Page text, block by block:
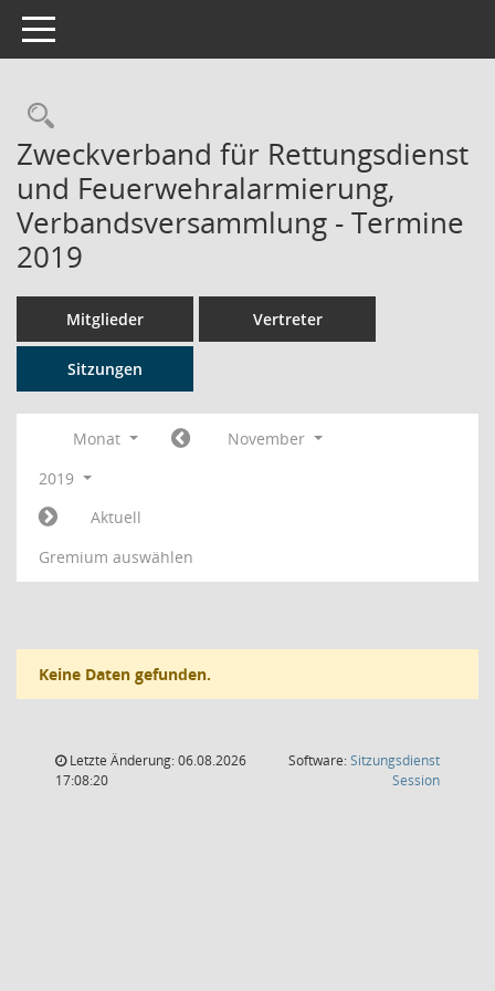
Toggle navigation
Rechercheauswahl
Zweckverband für Rettungsdienst
und Feuerwehralarmierung,
Verbandsversammlung - Termine
2019
Mitglieder Vertreter
Sitzungen
Monat
November
2019
Aktuell
Gremium auswählen
Keine Daten gefunden.
Letzte Änderung: 06.08.2026
17:08:20
Software:Sitzungsdienst
Session(Wird in